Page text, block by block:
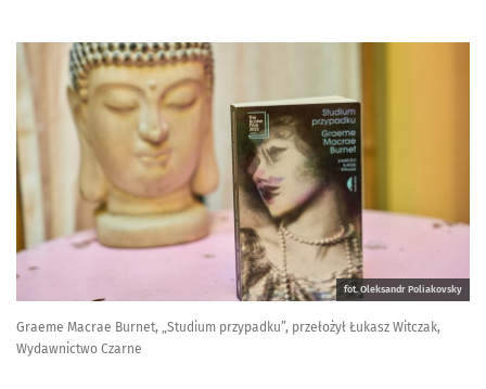
fot. Oleksandr Poliakovsky
Graeme Macrae Burnet, „Studium przypadku”, przełożył Łukasz Witczak,
Wydawnictwo Czarne